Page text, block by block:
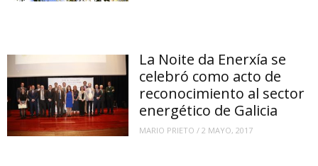
La Noite da Enerxía se
celebró como acto de
reconocimiento al sector
energético de Galicia
MARIO PRIETO /2 MAYO, 2017